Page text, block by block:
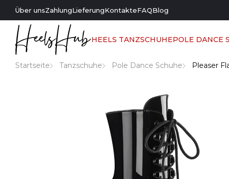
Über unsZahlungLieferungKontakteFAQBlog
HEELS TANZSCHUHEPOLE DANCE
Startseite Tanzschuhe Pole Dance Schuhe Pleaser